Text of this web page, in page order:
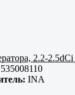
2.2-
535008110
INA